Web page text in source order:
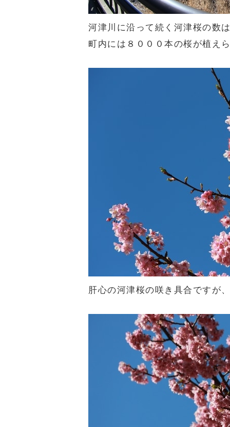
河津川に沿って続く河津桜の数
町内には８０００本の桜が植え
肝心の河津桜の咲き具合ですが